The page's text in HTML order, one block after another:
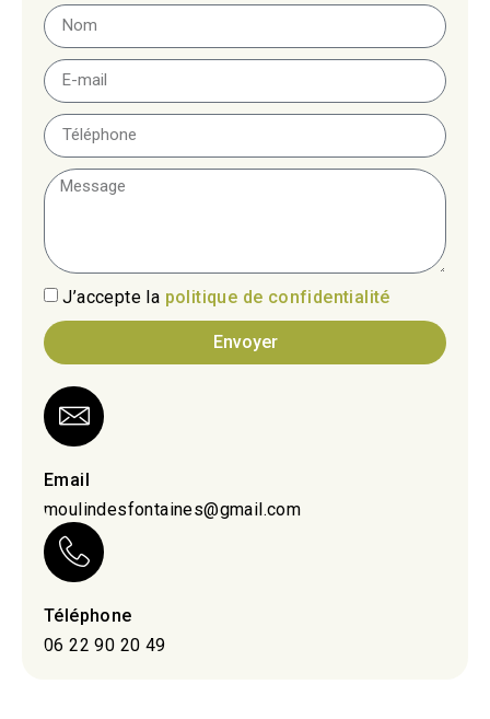
J’accepte la politique de confidentialité
Envoyer
Email
moulindesfontaines@gmail.com
Téléphone
06 22 90 20 49